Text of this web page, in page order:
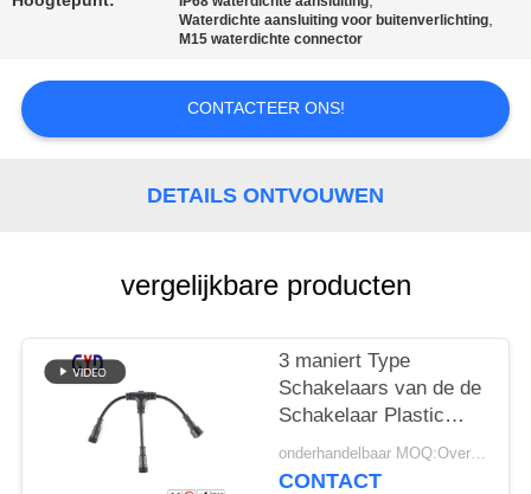
Waterdichte aansluiting voor buitenverlichting,
M15 waterdichte connector
CONTACTEER ONS!
DETAILS ONTVOUWEN
vergelijkbare producten
3 maniert Type
Schakelaars van de de
Schakelaar Plastic
Elektrodraad van de
Splitsers de
onderhandelbaar MOQ:Overeen te komen
CONTACT